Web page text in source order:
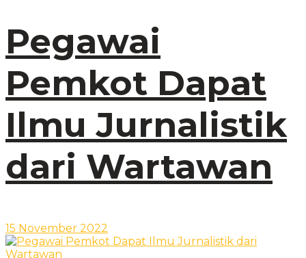
Pegawai
Pemkot Dapat
Ilmu Jurnalistik
dari Wartawan
15 November 2022